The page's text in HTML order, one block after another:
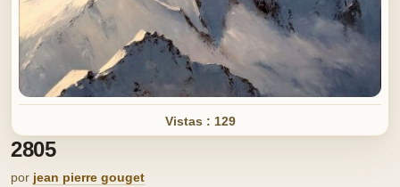
Vistas : 129
2805
por jean pierre gouget